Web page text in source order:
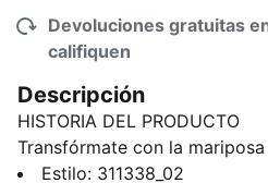
Devoluciones gratuitas
califiquen
Descripción
HISTORIA DEL PRODUCTO
Transfórmate con la
diseño inspirado en los
Estilo: 311338_02